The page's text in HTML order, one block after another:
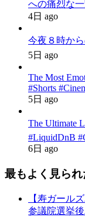
への痛烈な
4日 ago
今夜８時から
5日 ago
The Most
#Shorts
5日 ago
The Ultimate
#LiquidDnB
6日 ago
最もよく見ら
【寿ガール
参議院選挙